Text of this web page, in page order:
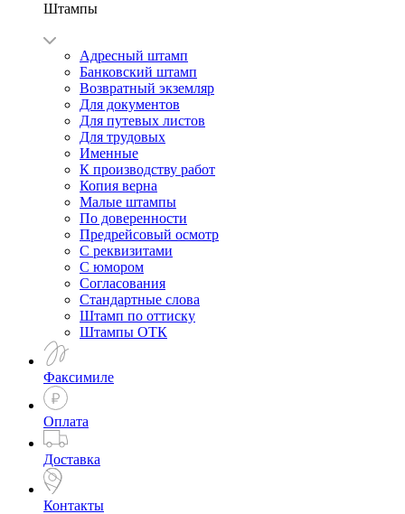
Штампы
Адресный штамп
Банковский штамп
Возвратный экземляр
Для документов
Для путевых листов
Для трудовых
Именные
К производству работ
Копия верна
Малые штампы
По доверенности
Предрейсовый осмотр
С реквизитами
С юмором
Согласования
Стандартные слова
Штамп по оттиску
Штампы ОТК
Факсимиле
Оплата
Доставка
Контакты